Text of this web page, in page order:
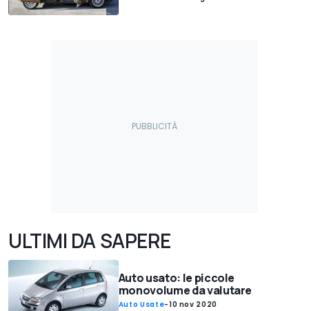
ULTIMI DA SAPERE
Auto usato: le piccole
monovolume da valutare
Auto Usate-10 nov 2020